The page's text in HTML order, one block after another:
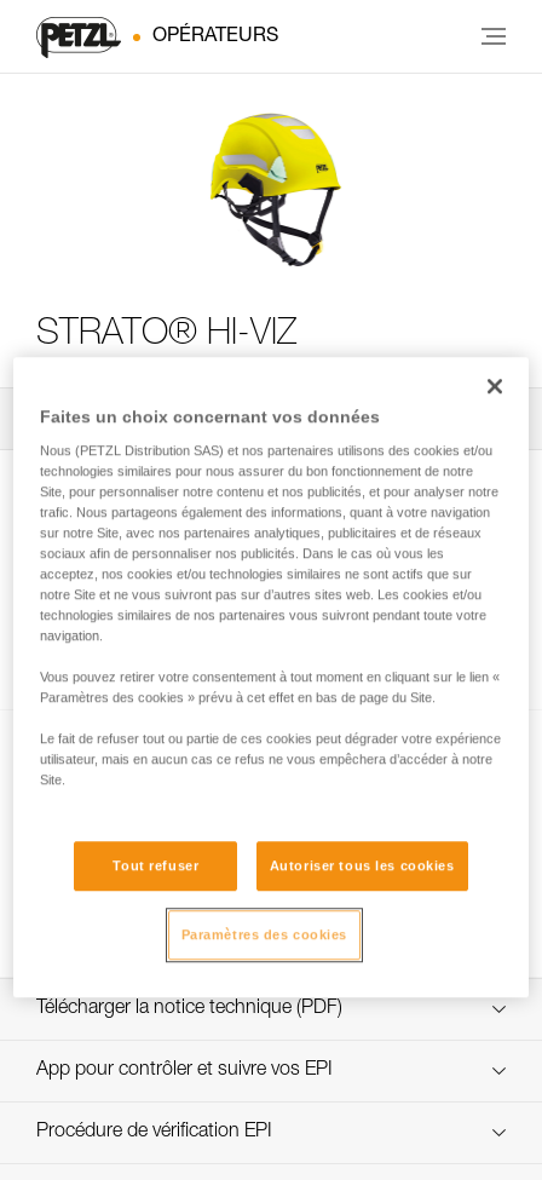
OPÉRATEURS
STRATO® HI-VIZ
Tous les conseils techniques 2
Quelle résistance choisir pour la jugulaire
DUAL ?
Changement fusible jugulaire DUAL
Télécharger la notice technique (PDF)
Technical Notice
App pour contrôler et suivre vos EPI
découvrez ePPEcentre
Procédure de vérification EPI
Faites un choix concernant vos données
Nous (PETZL Distribution SAS) et nos partenaires utilisons des cookies et/ou
technologies similaires pour nous assurer du bon fonctionnement de notre
Site, pour personnaliser notre contenu et nos publicités, et pour analyser notre
trafic. Nous partageons également des informations, quant à votre navigation
sur notre Site, avec nos partenaires analytiques, publicitaires et de réseaux
sociaux afin de personnaliser nos publicités. Dans le cas où vous les
acceptez, nos cookies et/ou technologies similaires ne sont actifs que sur
notre Site et ne vous suivront pas sur d’autres sites web. Les cookies et/ou
technologies similaires de nos partenaires vous suivront pendant toute votre
navigation.
Vous pouvez retirer votre consentement à tout moment en cliquant sur le lien «
Paramètres des cookies » prévu à cet effet en bas de page du Site.
Le fait de refuser tout ou partie de ces cookies peut dégrader votre expérience
utilisateur, mais en aucun cas ce refus ne vous empêchera d’accéder à notre
Site.
Tout refuser Autoriser tous les cookies
Paramètres des cookies